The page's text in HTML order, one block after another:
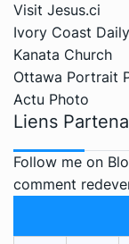
Visit Jesus.ci
Ivory Coast
Kanata Church
Ottawa Portrait
Actu Photo
Liens
Follow me on
comment